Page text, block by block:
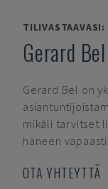
TILIVASTAAVASI:
Gerard Bel
Gerard Bel on
mikäli tarvitset
häneen
OTA YHTEYTTÄ